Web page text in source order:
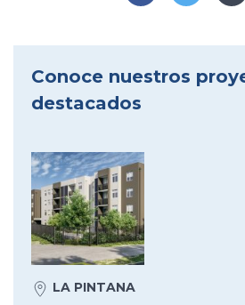
Conoce nuestros
destacados
LA PINTANA